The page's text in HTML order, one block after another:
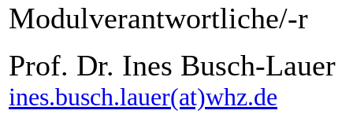
Modulverantwortliche/-r
Prof. Dr. Ines Busch-Lauer
ines.busch.lauer(at)whz.de